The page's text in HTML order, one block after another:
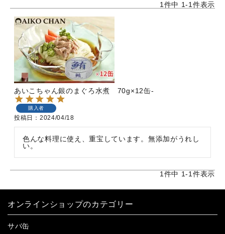
1 件中 1-1 件表示
あいこちゃん銀のまぐろ水煮 70g×12缶-
購入者
投稿日 2024/04/18
色んな料理に使え、重宝しています。無添加がうれし
い。
1 件中 1-1 件表示
オンラインショップのカテゴリー
サバ缶